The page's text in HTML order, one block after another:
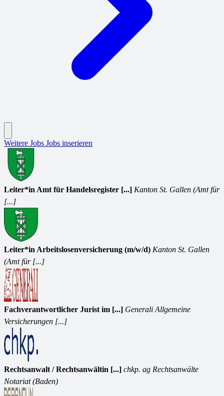
Weitere Jobs Jobs inserieren
Leiter*in Amt für Handelsregister [...] Kanton St. Gallen (Amt für
[...]
Leiter*in Arbeitslosenversicherung (m/w/d) Kanton St. Gallen
(Amt für [...]
Fachverantwortlicher Jurist im [...] Generali Allgemeine
Versicherungen [...]
Rechtsanwalt / Rechtsanwältin [...] chkp. ag Rechtsanwälte
Notariat (Baden)